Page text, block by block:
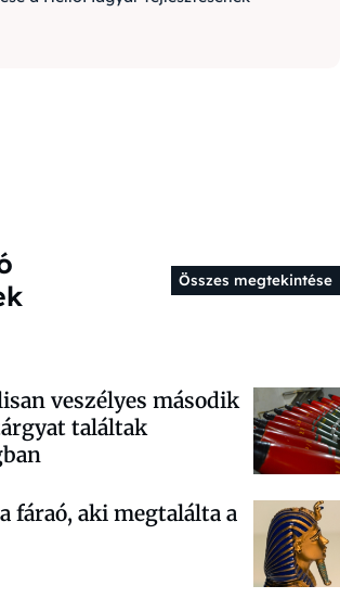
Összes megtekintése
veszélyes második
találtak
fáraó, aki megtalálta a